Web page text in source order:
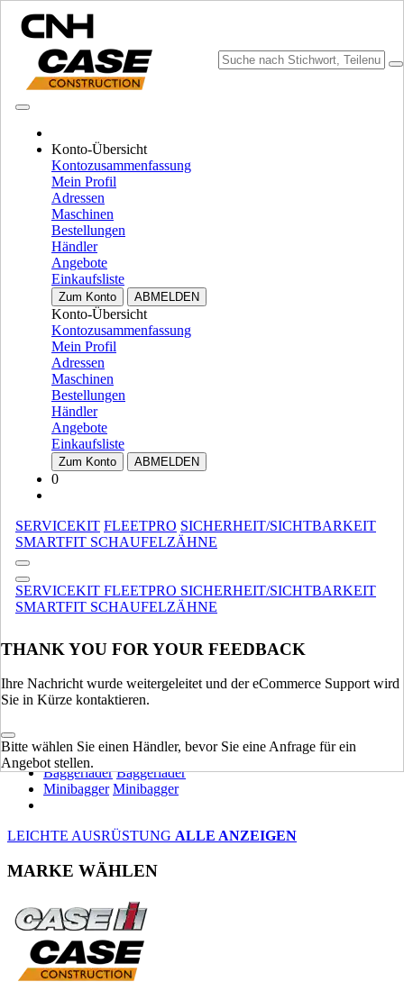
Konto-Übersicht
Kontozusammenfassung
Mein Profil
Adressen
Maschinen
Bestellungen
Händler
Angebote
Einkaufsliste
Zum Konto ABMELDEN
Konto-Übersicht
Kontozusammenfassung
Mein Profil
Adressen
Maschinen
Bestellungen
Händler
Angebote
Einkaufsliste
Zum Konto ABMELDEN
0
SERVICEKIT FLEETPRO SICHERHEIT/SICHTBARKEIT
SMARTFIT SCHAUFELZÄHNE
SERVICEKIT FLEETPRO SICHERHEIT/SICHTBARKEIT
SMARTFIT SCHAUFELZÄHNE
THANK YOU FOR YOUR FEEDBACK
Ihre Nachricht wurde weitergeleitet und der eCommerce Support wird
Sie in Kürze kontaktieren.
Bitte wählen Sie einen Händler, bevor Sie eine Anfrage für ein
Angebot stellen.
Marke wählen
Menü schließen
AUSSTATTUNG
AUSSTATTUNGALL AUSSTATTUNG
MOTOREN
Fpt Fpt
Ism Ism
YanmarYanmar
Isuzu Isuzu
MOTORENALLE ANZEIGEN
SCHWERE AUSRÜSTUNG
Muldenkipper Muldenkipper
Raupenbagger Raupenbagger
Motor-Planierer
Planierraupen Planierraupen
Verdichtung Verdichtung
SCHWERE AUSRÜSTUNGALLE ANZEIGEN
Gebrauchtstapler
Gebrauchtstapler
Kompakt-Radlader Kompakt-Radlader
Kompaktlader Kompaktlader
Loader Traktoren Loader Traktoren
Baggerlader Baggerlader
Minibagger Minibagger
LEICHTE AUSRÜSTUNG ALLE ANZEIGEN
MARKE WÄHLEN